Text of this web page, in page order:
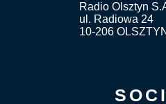
Radio Olsztyn
ul. Radiowa 24
10-206 OLSZTYN